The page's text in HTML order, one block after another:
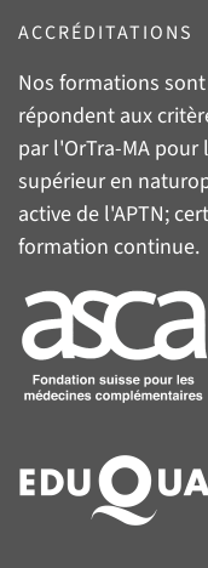
ACCRÉDITATIONS
Nos formations sont
répondent aux
par l'OrTra-MA pour
supérieur en
active de l'APTN;
formation continue.